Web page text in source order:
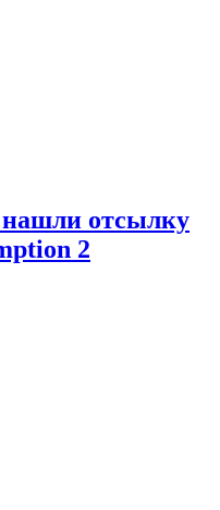
нашли отсылку
2